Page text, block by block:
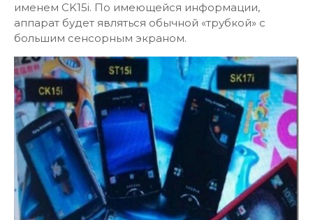
именем CK15i. По имеющейся информации,
аппарат будет являться обычной «трубкой» с
большим сенсорным экраном.